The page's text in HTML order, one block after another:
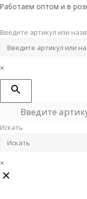
Перейти
содержимому
Работаем оптом и в
Введите артикул или
×
Искать
×